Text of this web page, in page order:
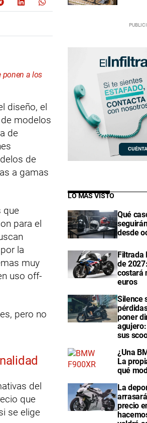
ponen a los
diseño, el
modelos
de
de
a gamas
que
para el
la
muy
uso off-
pero no
del
que
se elige
LO MÁS VISTO
Qué
desde
Filtrada
de
costará
euros
Silence
poner
sus
¿Una
La
qué
La
precio